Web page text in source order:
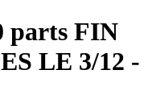
parts FIN
LE 3/12 -